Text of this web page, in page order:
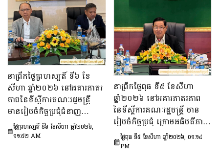
នាព្រឹកថ្ងៃព្រហស្បតិ៍ ទី៦ ខែ
សីហា ឆ្នាំ២០២៦ នៅអគារភាតរ
ភាពនៃទីស្តីការគណៈរដ្ឋមន្រ្តី
មានរៀបចំកិច្ចប្រជុំជំនាញ
បច្ចេកទេស ក្រោមអធិបតីភាព
ឯកឧត្តម សុក ផេង រដ្ឋលេខាធិ
ថ្ងៃព្រហស្បតិ៍ ទី៦ ខែសីហា ឆ្នាំ២០២៦,
១១:៥២ AM
នាព្រឹកថ្ងៃពុធ ទី៥ ខែសីហា
ឆ្នាំ២០២៦ នៅអគារភាតរភាព
នៃទីស្តីការគណៈរដ្ឋមន្រ្តី មាន
រៀបចំកិច្ចប្រជុំ ក្រោមអធិបតីភាព
ឯកឧត្តម ឆឺយ រឿន រដ្ឋលេខាធិ
ការ​ទីស្តីការគណៈរដ្ឋមន្ត្រី ដើម្បី
ថ្ងៃពុធ ទី៥ ខែសីហា ឆ្នាំ២០២៦, ០១:១៤
PM